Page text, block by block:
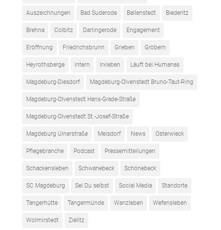
Auszeichnungen Bad Suderode Ballenstedt Biederitz
Brehna Colbitz Darlingerode Engagement
Eröffnung Friedrichsbrunn Grieben Gröbern
Heyrothsberge intern Irxleben Läuft bei Humanas
Magdeburg-Diesdorf Magdeburg-Olvenstedt Bruno-Taut-Ring
Magdeburg-Olvenstedt Hans-Grade-Straße
Magdeburg-Olvenstedt St.-Josef-Straße
Magdeburg Ulnerstraße Meisdorf News Osterwieck
Pflegebranche Podcast Pressemitteilungen
Schackensleben Schwanebeck Schönebeck
SC Magdeburg Sei Du selbst Social Media Standorte
Tangerhütte Tangermünde Wanzleben Wefensleben
Wolmirstedt Zielitz